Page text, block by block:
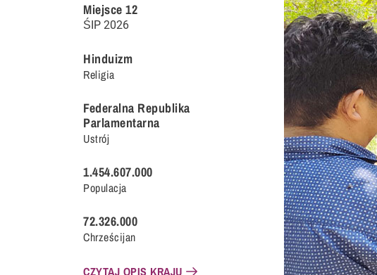
Miejsce 12
ŚIP 2026
Religia
Hinduizm
Ustrój
Federalna Republika
Parlamentarna
Populacja
1.454.607.000
Chrześcijan
72.326.000
CZYTAJ OPIS KRAJU